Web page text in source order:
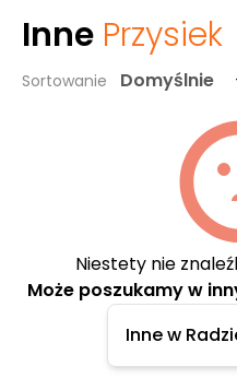
Inne Przysiek
Sortowanie Domyślnie
Niestety nie
Może poszukamy w
Inne w